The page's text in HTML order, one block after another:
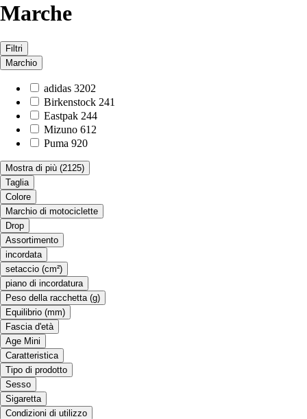
Marche
Filtri
Marchio
adidas 3202
Birkenstock 241
Eastpak 244
Mizuno 612
Puma 920
Mostra di più (2125)
Taglia
Colore
Marchio di motociclette
Drop
Assortimento
incordata
setaccio (cm²)
piano di incordatura
Peso della racchetta (g)
Equilibrio (mm)
Fascia d'età
Age Mini
Caratteristica
Tipo di prodotto
Sesso
Sigaretta
Condizioni di utilizzo